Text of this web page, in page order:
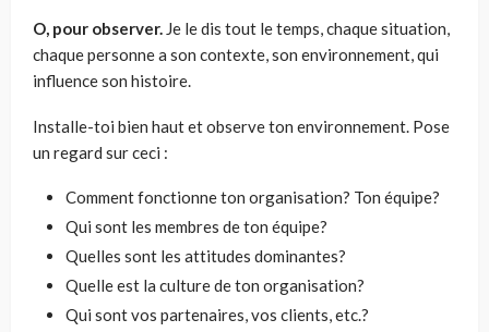
O, pour observer. Je le dis tout le temps, chaque situation,
chaque personne a son contexte, son environnement, qui
influence son histoire.
Installe-toi bien haut et observe ton environnement. Pose
un regard sur ceci :
Comment fonctionne ton organisation? Ton équipe?
Qui sont les membres de ton équipe?
Quelles sont les attitudes dominantes?
Quelle est la culture de ton organisation?
Qui sont vos partenaires, vos clients, etc.?